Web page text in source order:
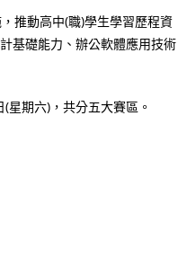
推動高中(職)學生學習歷程資
基礎能力、辦公軟體應用技術
星期六)，共分五大賽區。